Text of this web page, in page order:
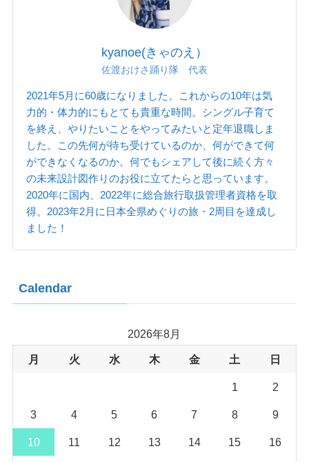
kyanoe(きゃのえ）
佐渡おけさ踊り隊 代表
2021年5月に60歳になりました。これからの10年は気
力的・体力的にもとても貴重な時間。シングル子育て
を終え、やりたいことをやってみたいと定年退職しま
した。この先何が待ち受けているのか、何ができて何
ができなくなるのか。何でもシェアして後に続く方々
の未来設計図作りのお役に立てたらと思っています。
2020年に国内、2022年に総合旅行取扱管理者資格を取
得。2023年2月に日本全県めぐりの旅・2周目を達成し
ました！
Calendar
2026年8月
月 火 水 木 金 土 日
1 2
3 4 5 6 7 8 9
10 11 12 13 14 15 16